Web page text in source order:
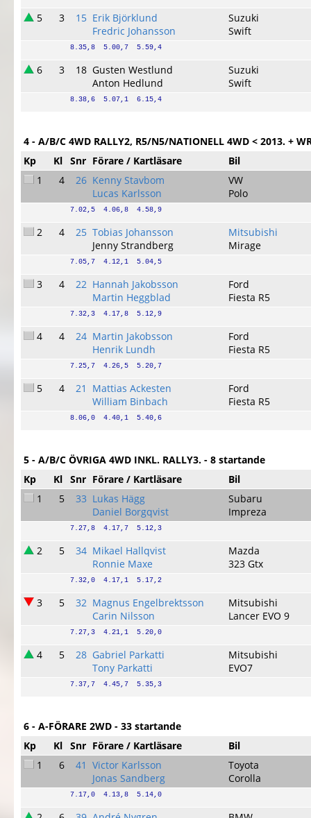
5 3 15 Erik Björklund
Fredric Johansson
Suzuki
Swift
8.35,8  5.00,7  5.59,4
6 3 18 Gusten Westlund
Anton Hedlund
Suzuki
Swift
8.38,6  5.07,1  6.15,4
4 - A/B/C 4WD RALLY2, R5/N5/NATIONELL 4WD < 2013. +
Kp
Kl Snr Förare / Kartläsare
Bil
1
4 26 Kenny Stavbom
Lucas Karlsson
VW
Polo
7.02,5  4.06,8  4.58,9
2 4 25 Tobias Johansson
Jenny Strandberg
Mitsubishi
Mirage
7.05,7  4.12,1  5.04,5
3 4 22 Hannah Jakobsson
Martin Heggblad
Ford
Fiesta R5
7.32,3  4.17,8  5.12,9
4 4 24 Martin Jakobsson
Henrik Lundh
Ford
Fiesta R5
7.25,7  4.26,5  5.20,7
5 4 21
Mattias Ackesten
William Binbach
Ford
Fiesta R5
8.06,0  4.40,1  5.40,6
5 - A/B/C ÖVRIGA 4WD INKL. RALLY3. - 8 startande
Kp
Kl Snr Förare / Kartläsare
Bil
1
5 33 Lukas Hägg
Daniel Borgqvist
Subaru
Impreza
7.27,8  4.17,7  5.12,3
2 5 34 Mikael Hallqvist
Ronnie Maxe
Mazda
323 Gtx
7.32,0  4.17,1  5.17,2
3 5 32 Magnus Engelbrektsson
Carin Nilsson
Mitsubishi
Lancer EVO 9
7.27,3  4.21,1  5.20,0
4 5 28 Gabriel Parkatti
Tony Parkatti
Mitsubishi
EVO7
7.37,7  4.45,7  5.35,3
6 - A-FÖRARE 2WD - 33 startande
Kp
Kl Snr Förare / Kartläsare
Bil
1
6 41 Victor Karlsson
Jonas Sandberg
Toyota
Corolla
7.17,0  4.13,8  5.14,0